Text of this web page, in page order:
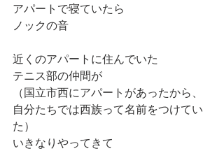
アパートで寝ていたら
ノックの音
近くのアパートに住んでいた
テニス部の仲間が
（国立市西にアパートがあったから、
自分たちでは西族って名前をつけてい
た）
いきなりやってきて